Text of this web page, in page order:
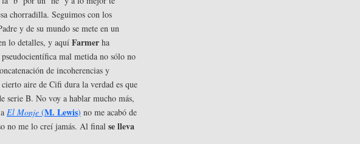
chorradilla. Seguimos con los
y de su mundo se mete en un
lo detalles, y aquí Farmer ha
mal metida no sólo no
de incoherencias y
aire de Cifi dura la verdad es que
serie B. No voy a hablar mucho más,
El Monje (M. Lewis) no me acabó de
no me lo creí jamás. Al final se lleva